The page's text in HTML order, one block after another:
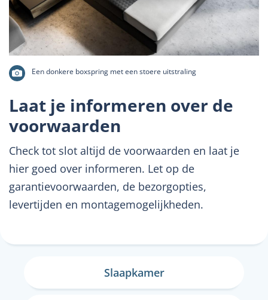
Een donkere boxspring met een stoere uitstraling
Laat je informeren over de
voorwaarden
Check tot slot altijd de voorwaarden en laat je
hier goed over informeren. Let op de
garantievoorwaarden, de bezorgopties,
levertijden en montagemogelijkheden.
Slaapkamer